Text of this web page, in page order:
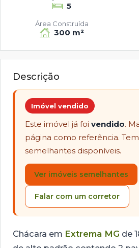
5
300 m²
Área Construída
Descrição
Imóvel vendido
Este imóvel já foi vendido.
página como referência.
semelhantes disponíveis.
Ver imóveis semelhantes
Falar com um corretor
Chácara em Extrema MG de